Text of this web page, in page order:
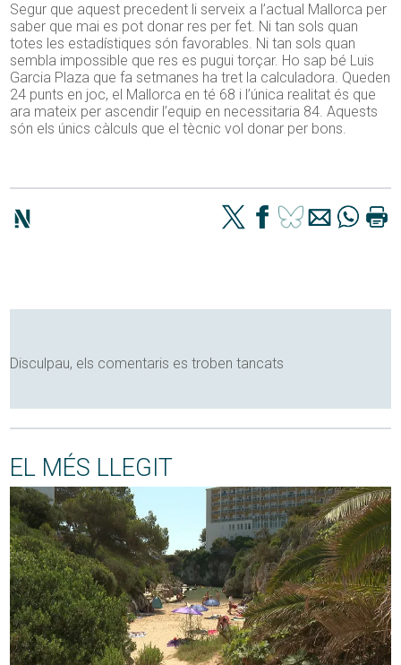
Segur que aquest precedent li serveix a l’actual Mallorca per
saber que mai es pot donar res per fet. Ni tan sols quan
totes les estadístiques són favorables. Ni tan sols quan
sembla impossible que res es pugui torçar. Ho sap bé Luis
Garcia Plaza que fa setmanes ha tret la calculadora. Queden
24 punts en joc, el Mallorca en té 68 i l’única realitat és que
ara mateix per ascendir l’equip en necessitaria 84. Aquests
són els únics càlculs que el tècnic vol donar per bons.
Disculpau, els comentaris es troben tancats
EL MÉS LLEGIT